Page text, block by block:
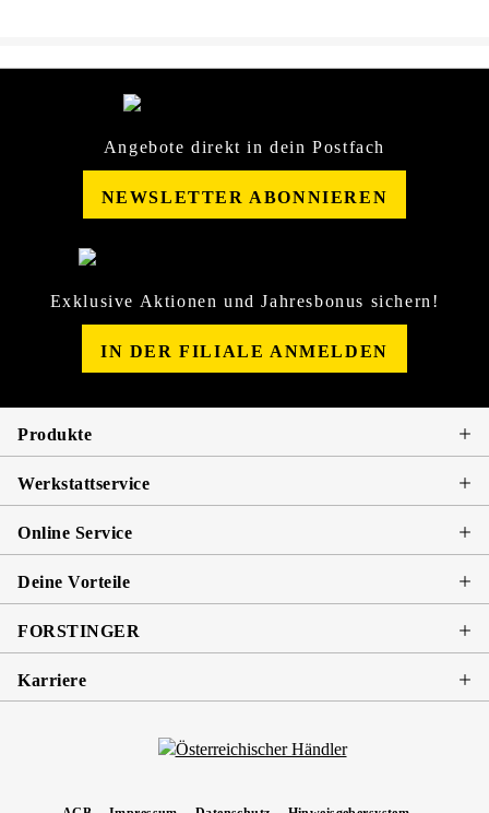
Angebote direkt in dein Postfach
NEWSLETTER ABONNIEREN
Exklusive Aktionen und Jahresbonus sichern!
IN DER FILIALE ANMELDEN
Produkte
Werkstattservice
Online Service
Deine Vorteile
FORSTINGER
Karriere